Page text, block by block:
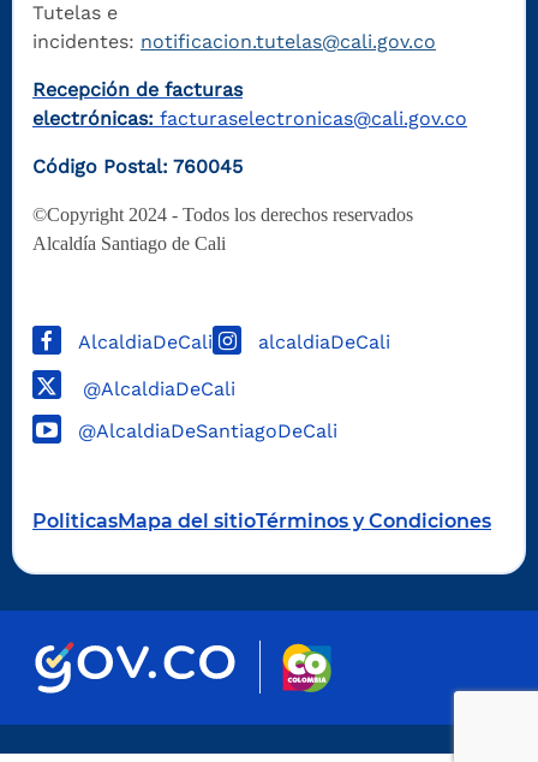
Tutelas e
incidentes: notificacion.tutelas@cali.gov.co
Recepción de facturas
electrónicas: facturaselectronicas@cali.gov.co
Código Postal: 760045
©Copyright 2024 - Todos los derechos reservados
Alcaldía Santiago de Cali
AlcaldiaDeCali alcaldiaDeCali
@AlcaldiaDeCali
@AlcaldiaDeSantiagoDeCali
PoliticasMapa del sitioTérminos y Condiciones